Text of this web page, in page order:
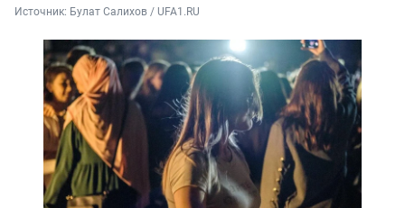
Источник: Булат Салихов / UFA1.RU